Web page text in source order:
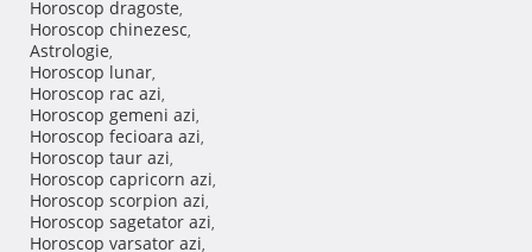
Horoscop dragoste,
Horoscop chinezesc,
Astrologie,
Horoscop lunar,
Horoscop rac azi,
Horoscop gemeni azi,
Horoscop fecioara azi,
Horoscop taur azi,
Horoscop capricorn azi,
Horoscop scorpion azi,
Horoscop sagetator azi,
Horoscop varsator azi,